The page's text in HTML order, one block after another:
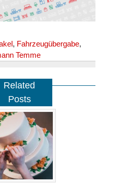
, Fahrzeugübergabe,
Temme
Related
Posts